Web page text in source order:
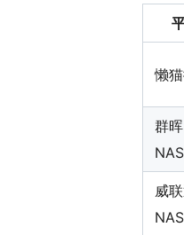
懒
群晖
NAS
威
NAS